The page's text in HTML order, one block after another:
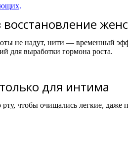
.
не надут, нити — временный
для выработки гормона роста.
для интима
чтобы очищались легкие, даже